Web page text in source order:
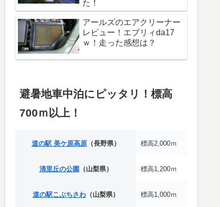
た！
アールズのエアクリーナー
レビュー！エブリィda17
ｗ！走った感想は？
避暑地車中泊にピッタリ！標高
700ｍ以上！
道の駅 美ケ原高原（長野県） 標高2,000ｍ
清里丘の公園 （山梨県） 標高1,200ｍ
道の駅こぶちさわ（山梨県） 標高1,000ｍ